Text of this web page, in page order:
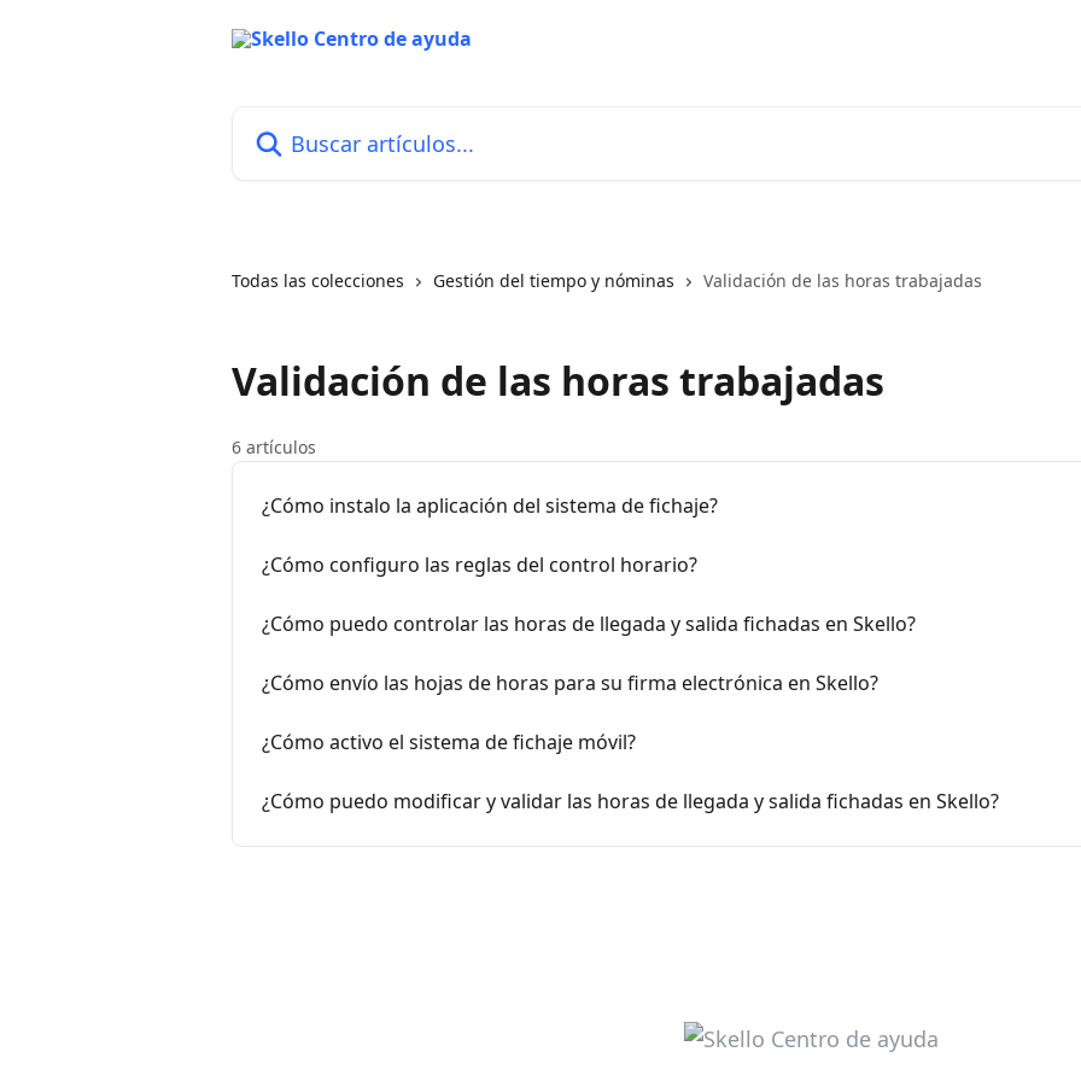
Todas las colecciones Gestión del tiempo y nóminas Validación de las horas trabajadas
Validación de las horas trabajadas
6 artículos
¿Cómo instalo la aplicación del sistema de fichaje?
¿Cómo configuro las reglas del control horario?
¿Cómo puedo controlar las horas de llegada y salida fichadas en Skello?
¿Cómo envío las hojas de horas para su firma electrónica en Skello?
¿Cómo activo el sistema de fichaje móvil?
¿Cómo puedo modificar y validar las horas de llegada y salida fichadas en Skello?